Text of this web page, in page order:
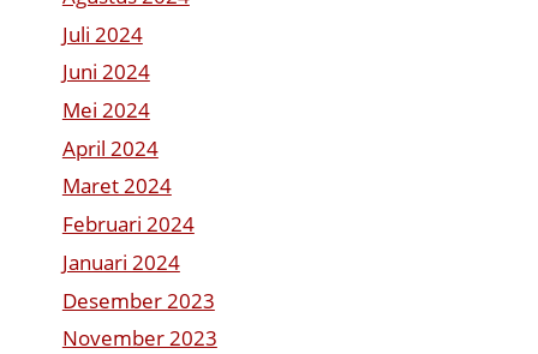
Juli 2024
Juni 2024
Mei 2024
April 2024
Maret 2024
Februari 2024
Januari 2024
Desember 2023
November 2023